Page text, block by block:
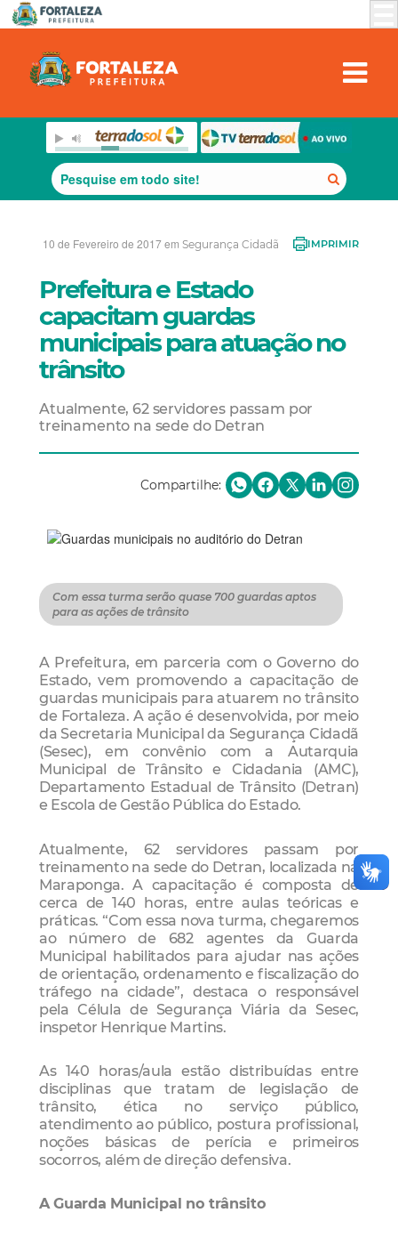
10 de Fevereiro de 2017 em Segurança Cidadã IMPRIMIR
Prefeitura e Estado
capacitam guardas
municipais para atuação no
trânsito
Atualmente, 62 servidores passam por
treinamento na sede do Detran
Compartilhe:
Com essa turma serão quase 700 guardas aptos
para as ações de trânsito
A Prefeitura, em parceria com o Governo do
Estado, vem promovendo a capacitação de
guardas municipais para atuarem no trânsito
de Fortaleza. A ação é desenvolvida, por meio
da Secretaria Municipal da Segurança Cidadã
(Sesec), em convênio com a Autarquia
Municipal de Trânsito e Cidadania (AMC),
Departamento Estadual de Trânsito (Detran)
e Escola de Gestão Pública do Estado.
Atualmente, 62 servidores passam por
treinamento na sede do Detran, localizada na
Maraponga. A capacitação é composta de
cerca de 140 horas, entre aulas teóricas e
práticas. “Com essa nova turma, chegaremos
ao número de 682 agentes da Guarda
Municipal habilitados para ajudar nas ações
de orientação, ordenamento e fiscalização do
tráfego na cidade”, destaca o responsável
pela Célula de Segurança Viária da Sesec,
inspetor Henrique Martins.
As 140 horas/aula estão distribuídas entre
disciplinas que tratam de legislação de
trânsito, ética no serviço público,
atendimento ao público, postura profissional,
noções básicas de perícia e primeiros
socorros, além de direção defensiva.
A Guarda Municipal no trânsito